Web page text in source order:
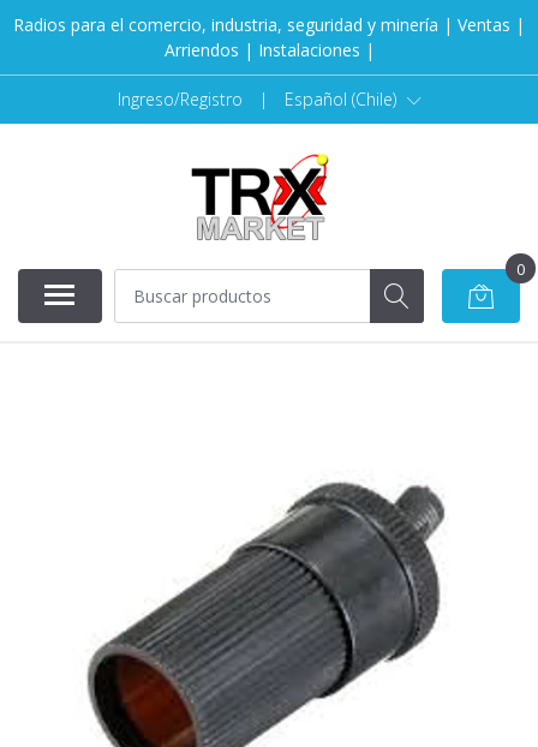
Radios para el comercio, industria, seguridad y minería | Ventas |
Arriendos | Instalaciones |
Ingreso/Registro | Español (Chile)
0